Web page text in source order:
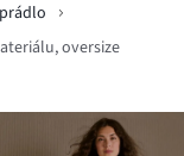
oversize